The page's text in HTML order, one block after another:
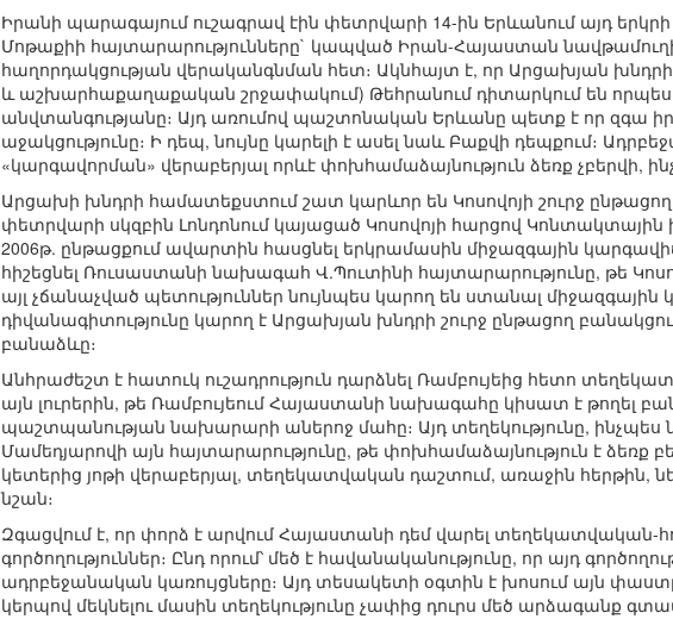
Իրանի պարագայում ուշագրավ էին փետրվարի 14-ին Երևանում այդ
Մոթաքիի հայտարարությունները` կապված Իրան-Հայաստան
հաղորդակցության վերականգնման հետ։ Ակնհայտ է, որ Արցախյան
և աշխարհաքաղաքական շրջափակում) Թեհրանում դիտարկում են
անվտանգությանը։ Այդ առումով պաշտոնական Երևանը պետք է որ զգա
աջակցությունը։ Ի դեպ, նույնը կարելի է ասել նաև Բաքվի դեպքում։
«կարգավորման» վերաբերյալ որևէ փոխհամաձայնություն ձեռք չբերվի,
Արցախի խնդրի համատեքստում շատ կարևոր են Կոսովոյի շուրջ ընթացող
փետրվարի սկզբին Լոնդոնում կայացած Կոսովոյի հարցով Կոնտակտային
2006թ. ընթացքում ավարտին հասցնել երկրամասին միջազգային
հիշեցնել Ռուսաստանի նախագահ Վ.Պուտինի հայտարարությունը, թե
այլ չճանաչված պետություններ նույնպես կարող են ստանալ
դիվանագիտությունը կարող է Արցախյան խնդրի շուրջ ընթացող
բանաձևը։
Անհրաժեշտ է հատուկ ուշադրություն դարձնել Ռամբույեից հետո
այն լուրերին, թե Ռամբույեում Հայաստանի նախագահը կիսատ է թողել
պաշտպանության նախարարի աներոջ մահը։ Այդ տեղեկությունը,
Մամեդյարովի այն հայտարարությունը, թե փոխհամաձայնություն է ձեռք
կետերից յոթի վերաբերյալ, տեղեկատվական դաշտում, առաջին հերթին,
նշան։
Զգացվում է, որ փորձ է արվում Հայաստանի դեմ վարել տեղեկատվական-
գործողություններ։ Ընդ որում՝ մեծ է հավանականությունը, որ այդ
ադրբեջանական կառույցները։ Այդ տեսակետի օգտին է խոսում այն
կերպով մեկնելու մասին տեղեկությունը չափից դուրս մեծ արձագանք